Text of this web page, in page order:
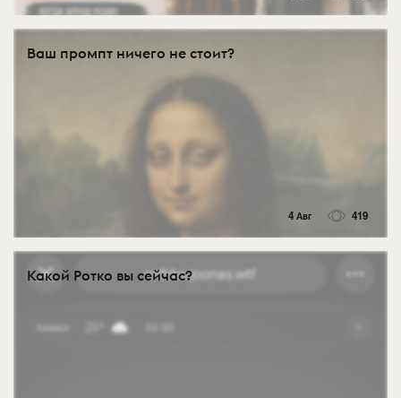
Ваш промпт ничего не стоит?
4 Авг 419
Какой Ротко вы сейчас?